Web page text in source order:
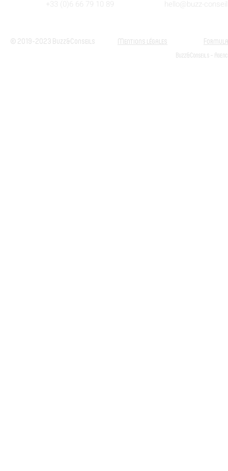
+33 (0)6 66 79 10 89 hello@buzz-
© 2019-2023 Buzz&Conseils Mentions légales
Buzz&Conseils -